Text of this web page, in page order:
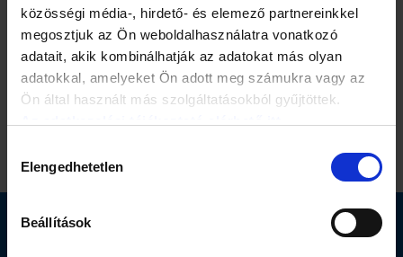
közösségi média-, hirdető- és elemező partnereinkkel
megosztjuk az Ön weboldalhasználatra vonatkozó
adatait, akik kombinálhatják az adatokat más olyan
adatokkal, amelyeket Ön adott meg számukra vagy az
Ön által használt más szolgáltatásokból gyűjtöttek.
kiválasztása
Elengedhetetlen
Beállítások
Adatkezelési tájékoztató (Érvényes: 2023. július 10. -től)
Érvényben lévő változat